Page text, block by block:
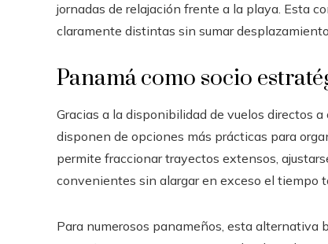
jornadas de relajación frente a la playa. Esta
claramente distintas sin sumar
Panamá como socio
Gracias a la disponibilidad de vuelos directos
disponen de opciones más prácticas para
permite fraccionar trayectos extensos,
convenientes sin alargar en exceso el tiempo
Para numerosos panameños, esta alternativa